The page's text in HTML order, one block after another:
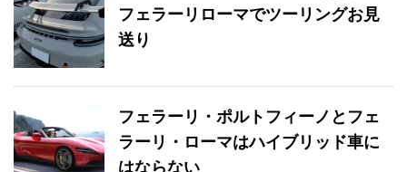
フェラーリローマでツーリングお見
送り
フェラーリ・ポルトフィーノとフェ
ラーリ・ローマはハイブリッド車に
はならない